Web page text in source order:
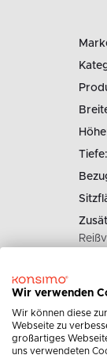
Wir verwenden
Wir können diese
Webseite zu
großartiges
uns verwendeten